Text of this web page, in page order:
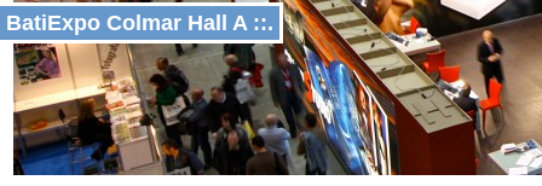
BatiExpo Colmar Hall A ::.